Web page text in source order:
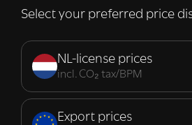
Select your preferred price
NL-license prices
incl. CO₂ tax/BPM
Export prices
van hun diensten. Lees
Strikt
noodzakelijk
Prestatie